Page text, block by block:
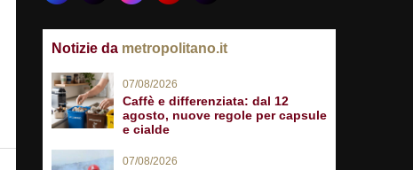
Notizie da metropolitano.it
07/08/2026
Caffè e differenziata: dal 12
agosto, nuove regole per capsule
e cialde
07/08/2026